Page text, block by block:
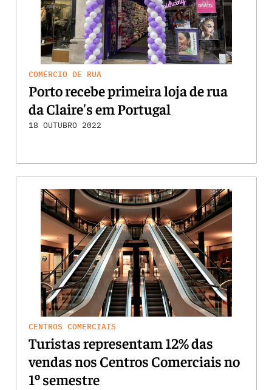
COMÉRCIO DE RUA
Porto recebe primeira loja de rua
da Claire's em Portugal
18 OUTUBRO 2022
CENTROS COMERCIAIS
Turistas representam 12% das
vendas nos Centros Comerciais no
1º semestre